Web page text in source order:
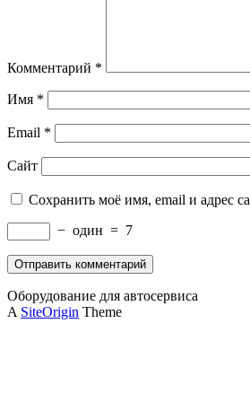
Комментарий *
Имя *
Email *
Сайт
Сохранить моё имя, email и адрес
− один = 7
Оборудование для автосервиса
A SiteOrigin Theme